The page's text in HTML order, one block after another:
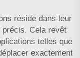
réside dans leur
Cela revêt
telles que
exactement